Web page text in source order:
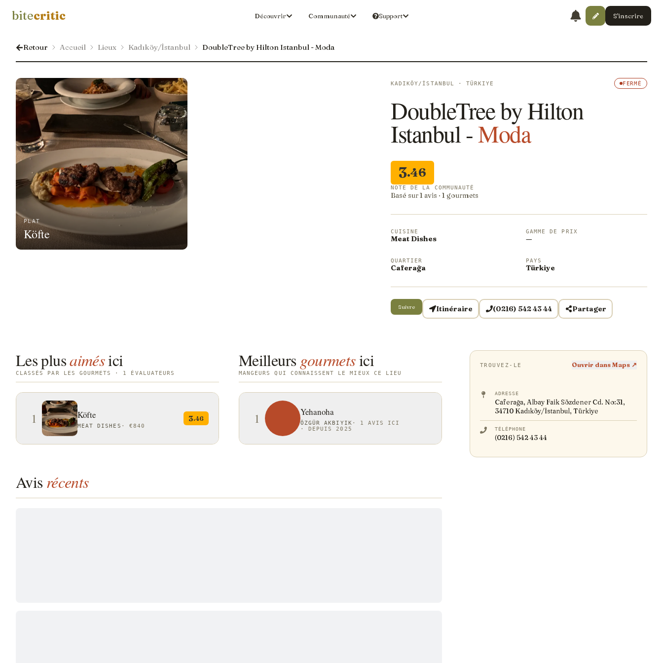
bitecritic Découvrir Communauté Support S'inscrire
Retour Accueil Lieux Kadıköy/İstanbul DoubleTree by Hilton Istanbul - Moda
PLAT
Köfte
KADIKÖY/İSTANBUL · TÜRKIYE FERMÉ
DoubleTree by Hilton
Istanbul -Moda
3.46
NOTE DE LA COMMUNAUTÉ
Basé sur 1 avis · 1 gourmets
CUISINE
Meat Dishes
GAMME DE PRIX
—
QUARTIER
Caferağa
PAYS
Türkiye
Suivre Itinéraire (0216) 542 43 44 Partager
Les plusaimésici
CLASSÉS PAR LES GOURMETS · 1 ÉVALUATEURS
1 Köfte
MEAT DISHES · €840
3.46
Meilleurs gourmetsici
MANGEURS QUI CONNAISSENT LE MIEUX CE LIEU
1 Yehanoha
ÖZGÜR AKBIYIK ·
1 AVIS ICI
·DEPUIS 2025
Avis récents
TROUVEZ-LE Ouvrir dans Maps ↗
ADRESSE
Caferağa, Albay Faik Sözdener Cd. No:31,
34710 Kadıköy/İstanbul, Türkiye
TÉLÉPHONE
(0216) 542 43 44